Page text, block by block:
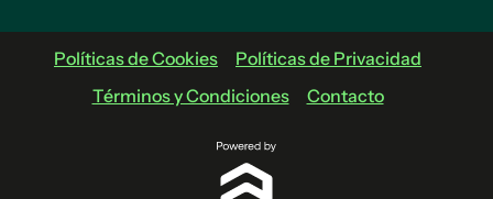
Políticas de Cookies
Políticas de Privacidad
Términos y Condiciones
Contacto